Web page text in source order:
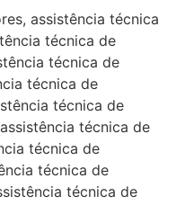
assistência técnica
técnica de
técnica de
técnica de
técnica de
técnica de
técnica de
técnica de
técnica de